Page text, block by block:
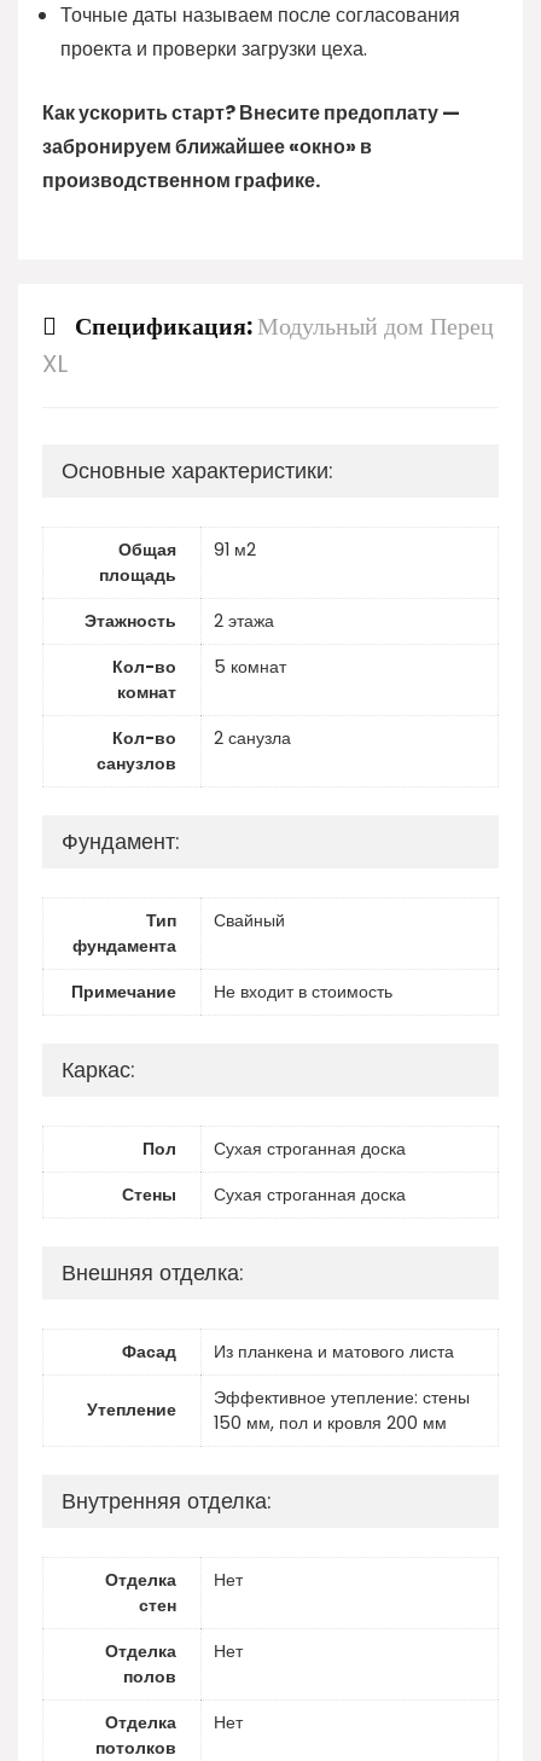
Точные даты называем после согласования
проекта и проверки загрузки цеха.
Как ускорить старт? Внесите предоплату —
забронируем ближайшее «окно» в
производственном графике.
Спецификация:Модульный дом Перец
XL
Основные характеристики:
Общая
площадь
91 м2
Этажность
2 этажа
Кол-во
комнат
5 комнат
Кол-во
санузлов
2 санузла
Фундамент:
Тип
фундамента
Свайный
Примечание Не входит в стоимость
Каркас:
Пол
Сухая строганная доска
Стены
Сухая строганная доска
Внешняя отделка:
Фасад Из планкена и матового листа
Утепление
Эффективное утепление: стены
150 мм, пол и кровля 200 мм
Внутренняя отделка:
Отделка
стен
Нет
Отделка
полов
Нет
Отделка
потолков
Нет